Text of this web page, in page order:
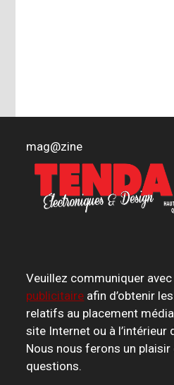
mag@zine
Veuillez communiquer
publicitaire afin d’obtenir
relatifs au placement
site Internet ou à l’intérieur
Nous nous ferons un
questions.